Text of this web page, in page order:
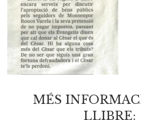
MÉS
LLIBRE: